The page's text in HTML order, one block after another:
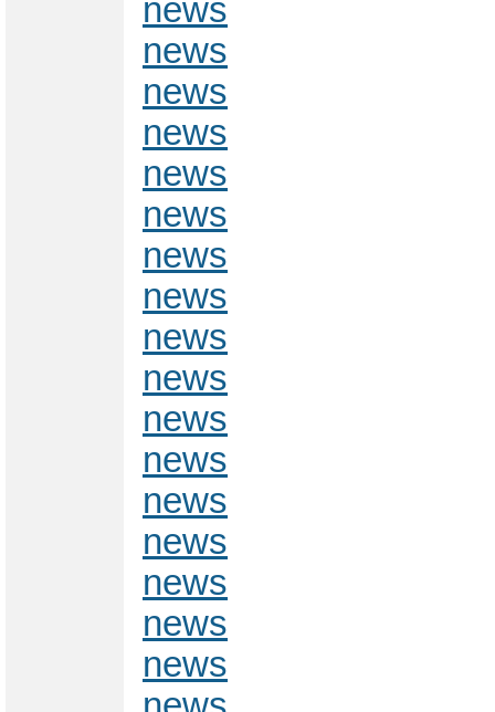
news
news
news
news
news
news
news
news
news
news
news
news
news
news
news
news
news